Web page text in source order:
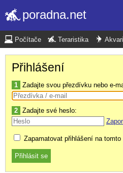
poradna.net
Počítače Teraristika
Přihlášení
1 Zadajte svou přezdívku nebo e-
2 Zadajte své heslo:
Zapamatovat přihlášení na tomto